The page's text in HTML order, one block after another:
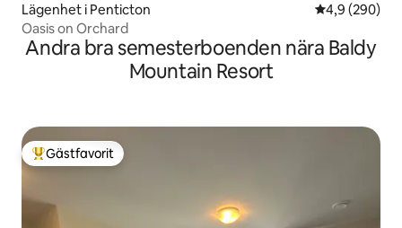
Lägenhet i Penticton 4,9 av 5 i
4,9 (290)
Oasis on Orchard
Andra bra semesterboenden nära Baldy
Mountain Resort
Populär gästfavorit
Gästfavorit